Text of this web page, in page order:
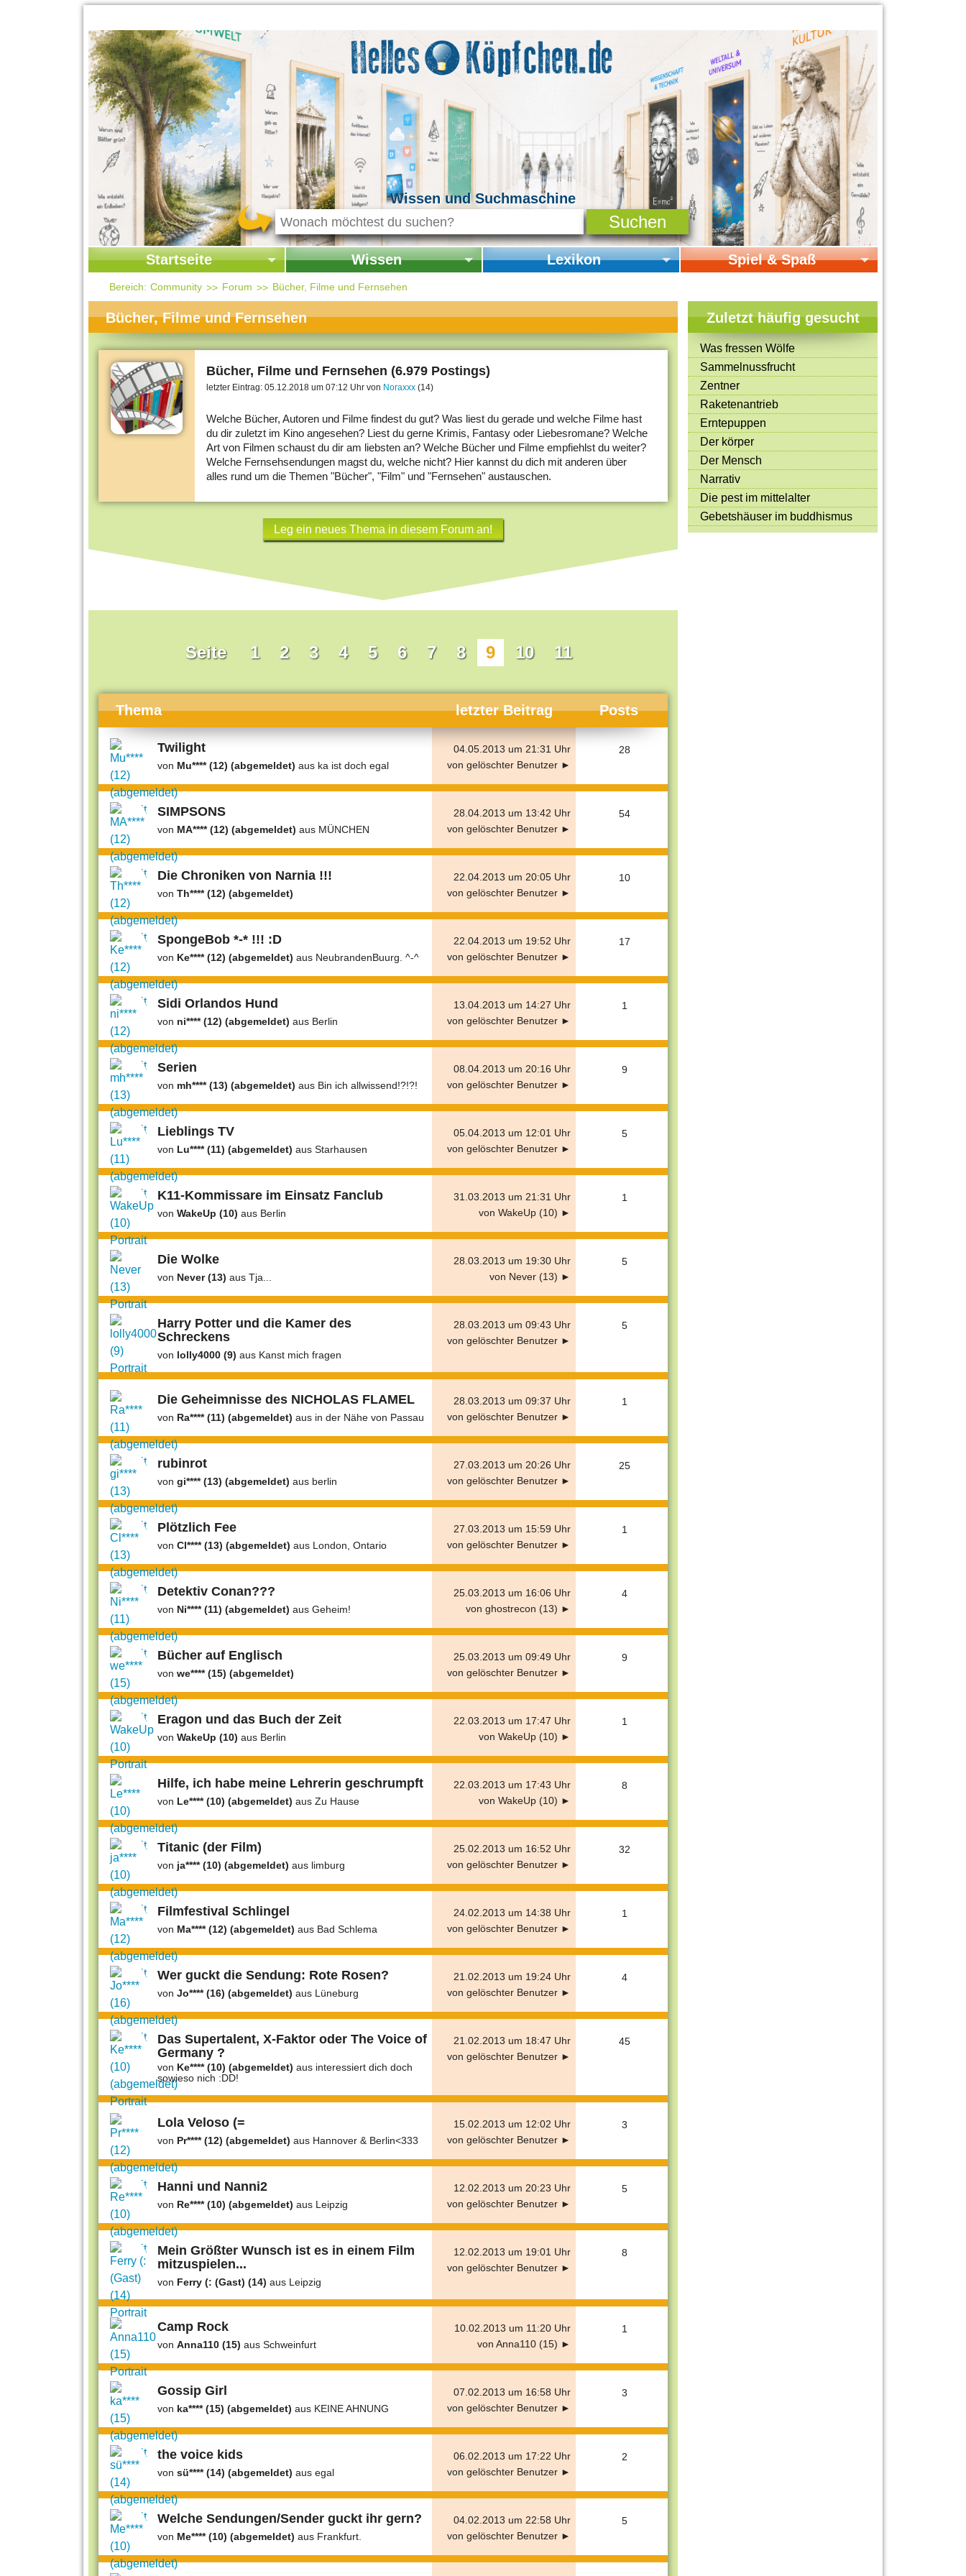
Wissen und Suchmaschine
Startseite
Startseite
Kontakt
Themen-Specials
Häufig gesucht
Beliebte Artikel
Wissen
Startseite Wissen
Kolumne
Gesellschaft & Politik
Universum
Kunst
Länderlexikon
Lexikon Spiel & Spaß
Online-Spiele
Mitmachen & Kreatives
Bücher & Filme
Quiz-Spiele
Spiele & Ideen
Jugendreporter
Rezeptideen
Game-Tests
Reisen, Events & Sport
E-Cards
Bereich: Community Forum Bücher, Filme und Fernsehen
Bücher, Filme und Fernsehen
Bücher, Filme und Fernsehen (6.979 Postings)
letzter Eintrag: 05.12.2018 um 07:12 Uhr von Noraxxx (14)
Welche Bücher, Autoren und Filme findest du gut? Was liest du gerade und welche Filme hast
du dir zuletzt im Kino angesehen? Liest du gerne Krimis, Fantasy oder Liebesromane? Welche
Art von Filmen schaust du dir am liebsten an? Welche Bücher und Filme empfiehlst du weiter?
Welche Fernsehsendungen magst du, welche nicht? Hier kannst du dich mit anderen über
alles rund um die Themen "Bücher", "Film" und "Fernsehen" austauschen.
Leg ein neues Thema in diesem Forum an!
Seite 1 2 3 4 5 6 7 8 9 10 11
Thema letzter Beitrag Posts
Twilight
von Mu**** (12) (abgemeldet) aus ka ist doch egal
04.05.2013 um 21:31 Uhr
von gelöschter Benutzer ►
28
SIMPSONS
von MA**** (12) (abgemeldet) aus MÜNCHEN
28.04.2013 um 13:42 Uhr
von gelöschter Benutzer ►
54
Die Chroniken von Narnia !!!
von Th**** (12) (abgemeldet)
22.04.2013 um 20:05 Uhr
von gelöschter Benutzer ►
10
SpongeBob *-* !!! :D
von Ke**** (12) (abgemeldet) aus NeubrandenBuurg. ^-^
22.04.2013 um 19:52 Uhr
von gelöschter Benutzer ►
17
Sidi Orlandos Hund
von ni**** (12) (abgemeldet) aus Berlin
13.04.2013 um 14:27 Uhr
von gelöschter Benutzer ►
1
Serien
von mh**** (13) (abgemeldet) aus Bin ich allwissend!?!?!
08.04.2013 um 20:16 Uhr
von gelöschter Benutzer ►
9
Lieblings TV
von Lu**** (11) (abgemeldet) aus Starhausen
05.04.2013 um 12:01 Uhr
von gelöschter Benutzer ►
5
K11-Kommissare im Einsatz Fanclub
von WakeUp (10) aus Berlin
31.03.2013 um 21:31 Uhr
von WakeUp (10) ►
1
Die Wolke
von Never (13) aus Tja...
28.03.2013 um 19:30 Uhr
von Never (13) ►
5
Harry Potter und die Kamer des
Schreckens
von lolly4000 (9) aus Kanst mich fragen
28.03.2013 um 09:43 Uhr
von gelöschter Benutzer ►
5
Die Geheimnisse des NICHOLAS FLAMEL
von Ra**** (11) (abgemeldet) aus in der Nähe von Passau
28.03.2013 um 09:37 Uhr
von gelöschter Benutzer ►
1
rubinrot
von gi**** (13) (abgemeldet) aus berlin
27.03.2013 um 20:26 Uhr
von gelöschter Benutzer ►
25
Plötzlich Fee
von Cl**** (13) (abgemeldet) aus London, Ontario
27.03.2013 um 15:59 Uhr
von gelöschter Benutzer ►
1
Detektiv Conan???
von Ni**** (11) (abgemeldet) aus Geheim!
25.03.2013 um 16:06 Uhr
von ghostrecon (13) ►
4
Bücher auf Englisch
von we**** (15) (abgemeldet)
25.03.2013 um 09:49 Uhr
von gelöschter Benutzer ►
9
Eragon und das Buch der Zeit
von WakeUp (10) aus Berlin
22.03.2013 um 17:47 Uhr
von WakeUp (10) ►
1
Hilfe, ich habe meine Lehrerin geschrumpft
von Le**** (10) (abgemeldet) aus Zu Hause
22.03.2013 um 17:43 Uhr
von WakeUp (10) ►
8
Titanic (der Film)
von ja**** (10) (abgemeldet) aus limburg
25.02.2013 um 16:52 Uhr
von gelöschter Benutzer ►
32
Filmfestival Schlingel
von Ma**** (12) (abgemeldet) aus Bad Schlema
24.02.2013 um 14:38 Uhr
von gelöschter Benutzer ►
1
Wer guckt die Sendung: Rote Rosen?
von Jo**** (16) (abgemeldet) aus Lüneburg
21.02.2013 um 19:24 Uhr
von gelöschter Benutzer ►
4
Das Supertalent, X-Faktor oder The Voice of
Germany ?
von Ke**** (10) (abgemeldet) aus interessiert dich doch
sowieso nich :DD!
21.02.2013 um 18:47 Uhr
von gelöschter Benutzer ►
45
Lola Veloso (=
von Pr**** (12) (abgemeldet) aus Hannover & Berlin<333
15.02.2013 um 12:02 Uhr
von gelöschter Benutzer ►
3
Hanni und Nanni2
von Re**** (10) (abgemeldet) aus Leipzig
12.02.2013 um 20:23 Uhr
von gelöschter Benutzer ►
5
Mein Größter Wunsch ist es in einem Film
mitzuspielen...
von Ferry (: (Gast) (14) aus Leipzig
12.02.2013 um 19:01 Uhr
von gelöschter Benutzer ►
8
Camp Rock
von Anna110 (15) aus Schweinfurt
10.02.2013 um 11:20 Uhr
von Anna110 (15) ►
1
Gossip Girl
von ka**** (15) (abgemeldet) aus KEINE AHNUNG
07.02.2013 um 16:58 Uhr
von gelöschter Benutzer ►
3
the voice kids
von sü**** (14) (abgemeldet) aus egal
06.02.2013 um 17:22 Uhr
von gelöschter Benutzer ►
2
Welche Sendungen/Sender guckt ihr gern?
von Me**** (10) (abgemeldet) aus Frankfurt.
04.02.2013 um 22:58 Uhr
von gelöschter Benutzer ►
5
Zuletzt häufig gesucht
Was fressen Wölfe
Sammelnussfrucht
Zentner
Raketenantrieb
Erntepuppen
Der körper
Der Mensch
Narrativ
Die pest im mittelalter
Gebetshäuser im buddhismus